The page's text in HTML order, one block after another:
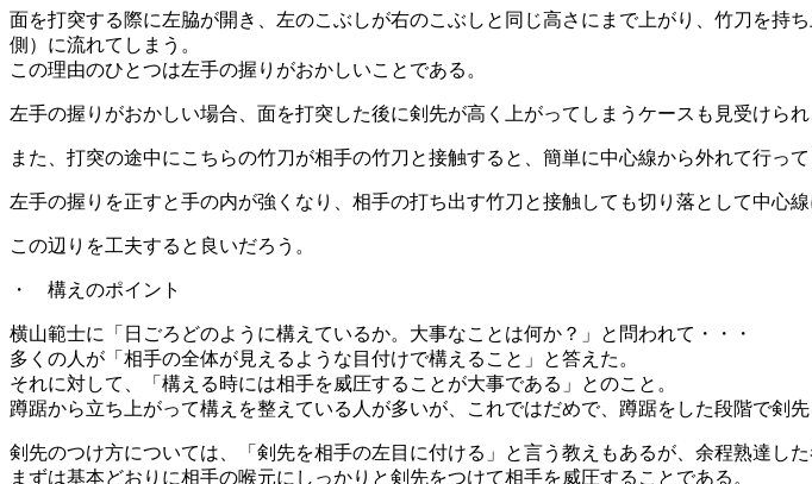
面を打突する際に左脇が開き、左のこぶしが右のこぶしと同じ高さにまで上がり、竹刀を
側）に流れてしまう。
この理由のひとつは左手の握りがおかしいことである。
左手の握りがおかしい場合、面を打突した後に剣先が高く上がってしまうケースも見受けら
また、打突の途中にこちらの竹刀が相手の竹刀と接触すると、簡単に中心線から外れて行って
左手の握りを正すと手の内が強くなり、相手の打ち出す竹刀と接触しても切り落として中心
この辺りを工夫すると良いだろう。
・ 構えのポイント
横山範士に「日ごろどのように構えているか。大事なことは何か？」と問われて・・・
多くの人が「相手の全体が見えるような目付けで構えること」と答えた。
それに対して、「構える時には相手を威圧することが大事である」とのこと。
蹲踞から立ち上がって構えを整えている人が多いが、これではだめで、蹲踞をした段階で剣
剣先のつけ方については、「剣先を相手の左目に付ける」と言う教えもあるが、余程熟達した
まずは基本どおりに相手の喉元にしっかりと剣先をつけて相手を威圧することである。